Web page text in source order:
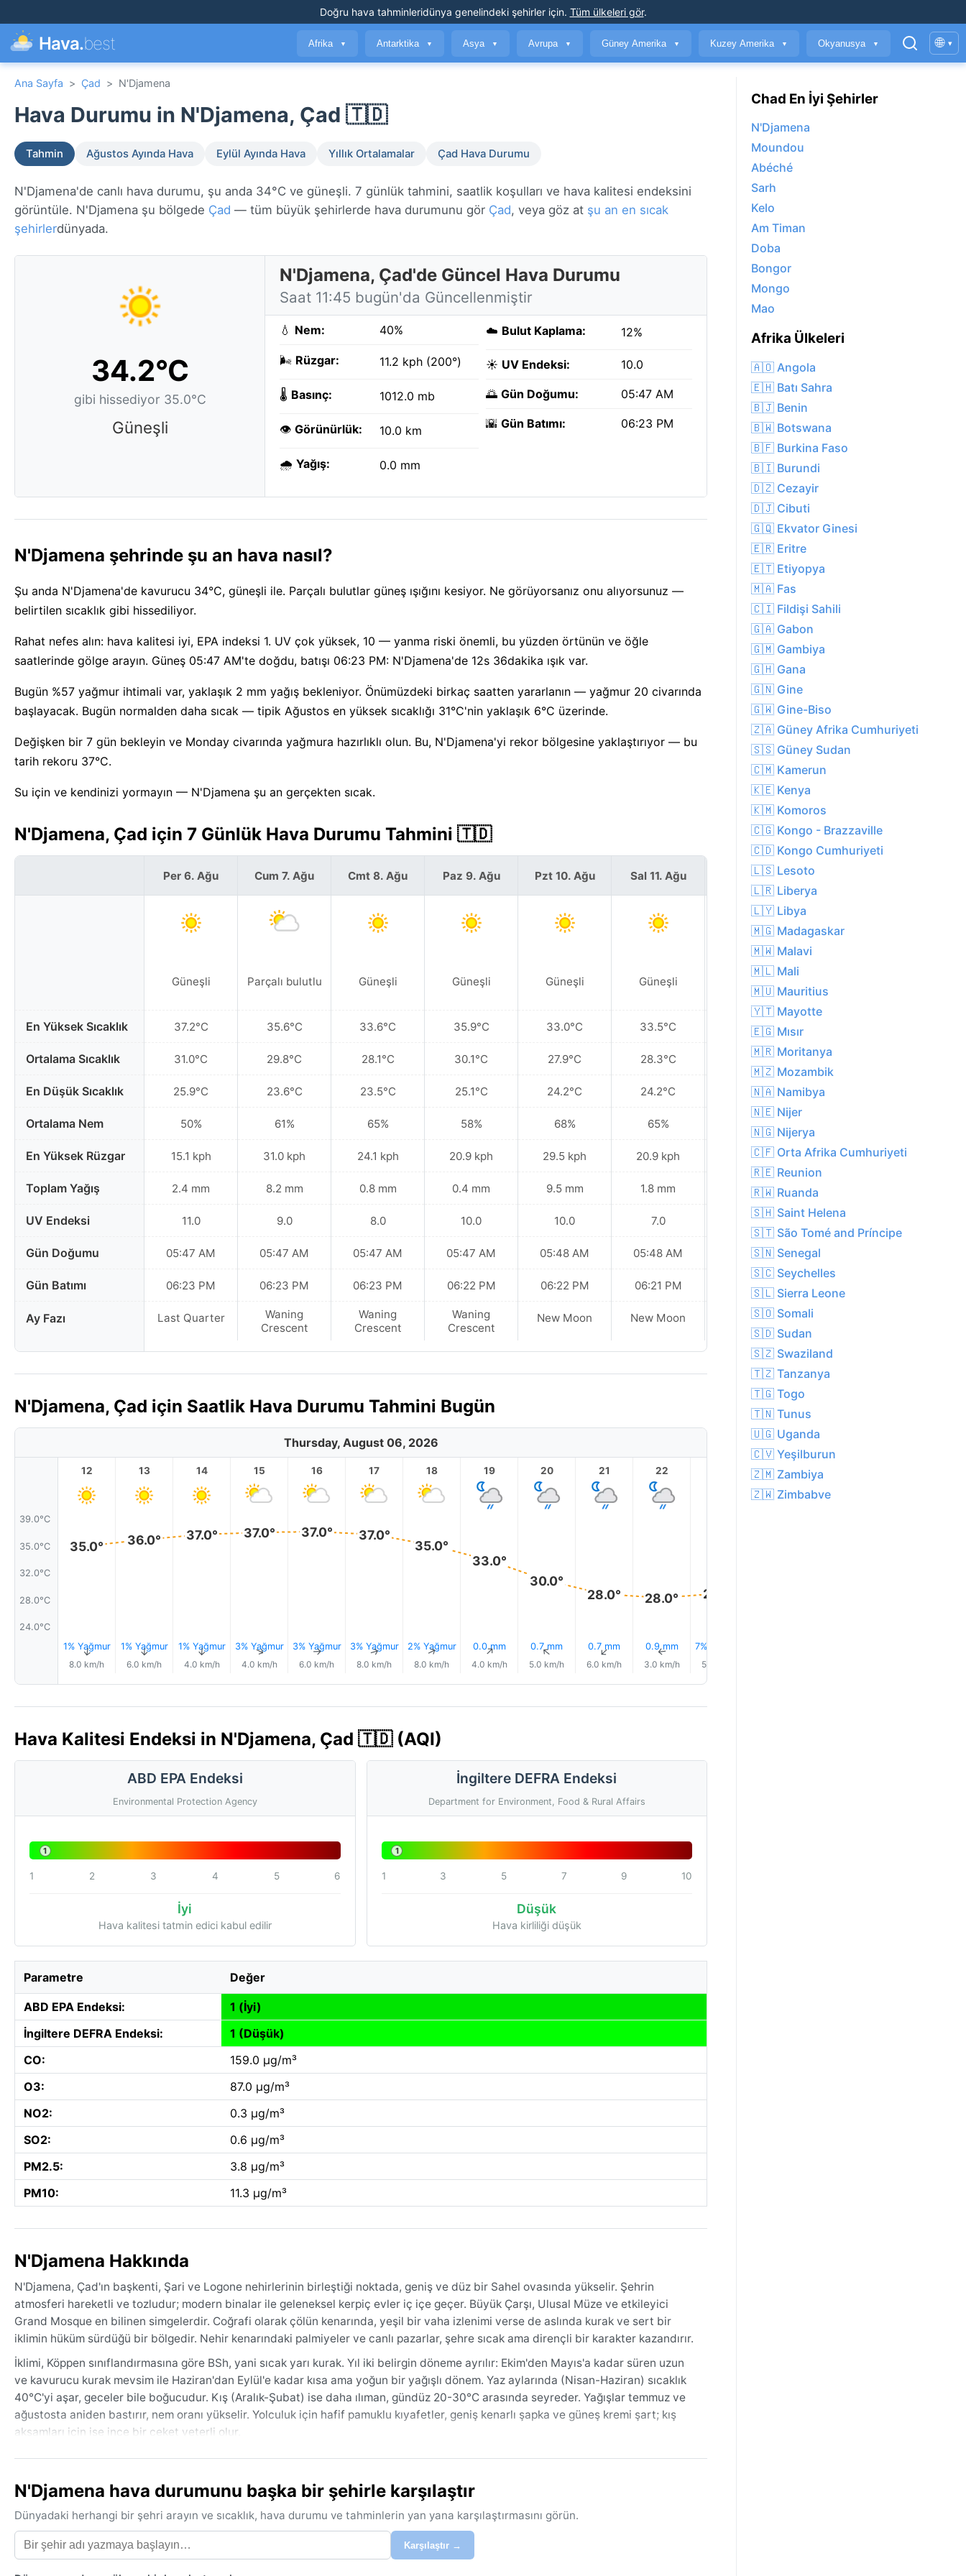
Doğru hava tahminleridünya genelindeki şehirler için. Tüm ülkeleri gör.
Hava.best Afrika ▼ Antarktika ▼ Asya ▼ Avrupa ▼ Güney Amerika ▼ Kuzey Amerika ▼ Okyanusya ▼ 🌐 ▾
Ana Sayfa > Çad > N'Djamena
Hava Durumu in N'Djamena, Çad 🇹🇩
Tahmin Ağustos Ayında Hava Eylül Ayında Hava Yıllık Ortalamalar Çad Hava Durumu
N'Djamena'de canlı hava durumu, şu anda 34°C ve güneşli. 7 günlük tahmini, saatlik koşulları ve hava kalitesi endeksini
görüntüle. N'Djamena şu bölgede Çad — tüm büyük şehirlerde hava durumunu gör Çad, veya göz at şu an en sıcak
şehirlerdünyada.
34.2°C
gibi hissediyor 35.0°C
Güneşli
N'Djamena, Çad'de Güncel Hava Durumu
Saat 11:45 bugün'da Güncellenmiştir
💧 Nem: 40%
🌬️ Rüzgar: 11.2 kph (200°)
🌡️ Basınç: 1012.0 mb
👁️ Görünürlük: 10.0 km
🌧️ Yağış: 0.0 mm
☁️ Bulut Kaplama: 12%
☀️ UV Endeksi: 10.0
🌅 Gün Doğumu: 05:47 AM
🌇 Gün Batımı: 06:23 PM
N'Djamena şehrinde şu an hava nasıl?
Şu anda N'Djamena'de kavurucu 34°C, güneşli ile. Parçalı bulutlar güneş ışığını kesiyor. Ne görüyorsanız onu alıyorsunuz —
belirtilen sıcaklık gibi hissediliyor.
Rahat nefes alın: hava kalitesi iyi, EPA indeksi 1. UV çok yüksek, 10 — yanma riski önemli, bu yüzden örtünün ve öğle
saatlerinde gölge arayın. Güneş 05:47 AM'te doğdu, batışı 06:23 PM: N'Djamena'de 12s 36dakika ışık var.
Bugün %57 yağmur ihtimali var, yaklaşık 2 mm yağış bekleniyor. Önümüzdeki birkaç saatten yararlanın — yağmur 20 civarında
başlayacak. Bugün normalden daha sıcak — tipik Ağustos en yüksek sıcaklığı 31°C'nin yaklaşık 6°C üzerinde.
Değişken bir 7 gün bekleyin ve Monday civarında yağmura hazırlıklı olun. Bu, N'Djamena'yi rekor bölgesine yaklaştırıyor — bu
tarih rekoru 37°C.
Su için ve kendinizi yormayın — N'Djamena şu an gerçekten sıcak.
N'Djamena, Çad için 7 Günlük Hava Durumu Tahmini 🇹🇩
En Yüksek Sıcaklık
Ortalama Sıcaklık
En Düşük Sıcaklık
Ortalama Nem
En Yüksek Rüzgar
Toplam Yağış
UV Endeksi
Gün Doğumu
Gün Batımı
Ay Fazı
Per 6. Ağu
Güneşli
37.2°C
31.0°C
25.9°C
50%
15.1 kph
2.4 mm
11.0
05:47 AM
06:23 PM
Last Quarter
Cum 7. Ağu
Parçalı bulutlu
35.6°C
29.8°C
23.6°C
61%
31.0 kph
8.2 mm
9.0
05:47 AM
06:23 PM
Waning
Crescent
Cmt 8. Ağu
Güneşli
33.6°C
28.1°C
23.5°C
65%
24.1 kph
0.8 mm
8.0
05:47 AM
06:23 PM
Waning
Crescent
Paz 9. Ağu
Güneşli
35.9°C
30.1°C
25.1°C
58%
20.9 kph
0.4 mm
10.0
05:47 AM
06:22 PM
Waning
Crescent
Pzt 10. Ağu
Güneşli
33.0°C
27.9°C
24.2°C
68%
29.5 kph
9.5 mm
10.0
05:48 AM
06:22 PM
New Moon
Sal 11. Ağu
Güneşli
33.5°C
28.3°C
24.2°C
65%
20.9 kph
1.8 mm
7.0
05:48 AM
06:21 PM
New Moon
Çar 12. Ağu
34.5°C
28.8°C
24.9°C
61%
14.0 kph
1.6 mm
8.0
05:48 AM
06:21 PM
New Moon
N'Djamena, Çad için Saatlik Hava Durumu Tahmini Bugün
Thursday, August 06, 2026
39.0°C
35.0°C
32.0°C
28.0°C
24.0°C
12
35.0°
1% Yağmur
↑
8.0 km/h
13
36.0°
1% Yağmur
↑
6.0 km/h
14
37.0°
1% Yağmur
↑
4.0 km/h
15
37.0°
3% Yağmur
↑
4.0 km/h
16
37.0°
3% Yağmur
↑
6.0 km/h
17
37.0°
3% Yağmur
↑
8.0 km/h
18
35.0°
2% Yağmur
↑
8.0 km/h
19
33.0°
0.0 mm
↑
4.0 km/h
20
30.0°
0.7 mm
↑
5.0 km/h
21
28.0°
0.7 mm
↑
6.0 km/h
22
28.0°
0.9 mm
↑
3.0 km/h
29.0°
7% Yağmur
5.0 km/h
Hava Kalitesi Endeksi in N'Djamena, Çad 🇹🇩 (AQI)
ABD EPA Endeksi
Environmental Protection Agency
1
1 2 3 4 5 6
İyi
Hava kalitesi tatmin edici kabul edilir
İngiltere DEFRA Endeksi
Department for Environment, Food & Rural Affairs
1
1 3 5 7 9 10
Düşük
Hava kirliliği düşük
Parametre Değer
ABD EPA Endeksi:
1 (İyi)
İngiltere DEFRA Endeksi:
1 (Düşük)
CO:
159.0 µg/m³
O3:
87.0 µg/m³
NO2:
0.3 µg/m³
SO2:
0.6 µg/m³
PM2.5:
3.8 µg/m³
PM10:
11.3 µg/m³
N'Djamena Hakkında
N'Djamena, Çad'ın başkenti, Şari ve Logone nehirlerinin birleştiği noktada, geniş ve düz bir Sahel ovasında yükselir. Şehrin
atmosferi hareketli ve tozludur; modern binalar ile geleneksel kerpiç evler iç içe geçer. Büyük Çarşı, Ulusal Müze ve etkileyici
Grand Mosque en bilinen simgelerdir. Coğrafi olarak çölün kenarında, yeşil bir vaha izlenimi verse de aslında kurak ve sert bir
iklimin hüküm sürdüğü bir bölgedir. Nehir kenarındaki palmiyeler ve canlı pazarlar, şehre sıcak ama dirençli bir karakter kazandırır.
İklimi, Köppen sınıflandırmasına göre BSh, yani sıcak yarı kurak. Yıl iki belirgin döneme ayrılır: Ekim'den Mayıs'a kadar süren uzun
ve kavurucu kurak mevsim ile Haziran'dan Eylül'e kadar kısa ama yoğun bir yağışlı dönem. Yaz aylarında (Nisan-Haziran) sıcaklık
40°C'yi aşar, geceler bile boğucudur. Kış (Aralık-Şubat) ise daha ılıman, gündüz 20-30°C arasında seyreder. Yağışlar temmuz ve
ağustosta aniden bastırır, nem oranı yükselir. Yolculuk için hafif pamuklu kıyafetler, geniş kenarlı şapka ve güneş kremi şart; kış
akşamları için ise ince bir ceket yeterli olur.
Ziyaret için en uygun dönem, sıcaklığın daha tolere edilebilir olduğu ve yağmur ihtimalinin bulunmadığı kasım ile şubat arasıdır.
rüzgâr, gökyüzünü gri bir pusla kaplar, görüş mesafesini düşürür. Muson ya da kasırga gibi sistemler görülmez; yağışlı dönemdeki
kısa süreli gök gürültülü sağanaklar ise ani su baskınlarına yol açabilir.
N'Djamena hava durumunu başka bir şehirle karşılaştır
Dünyadaki herhangi bir şehri arayın ve sıcaklık, hava durumu ve tahminlerin yan yana karşılaştırmasını görün.
Karşılaştır →
Chad En İyi Şehirler
N'Djamena
Moundou
Abéché
Sarh
Kelo
Am Timan
Doba
Bongor
Mongo
Mao
Afrika Ülkeleri
🇦🇴 Angola
🇪🇭 Batı Sahra
🇧🇯 Benin
🇧🇼 Botswana
🇧🇫 Burkina Faso
🇧🇮 Burundi
🇩🇿 Cezayir
🇩🇯 Cibuti
🇬🇶 Ekvator Ginesi
🇪🇷 Eritre
🇪🇹 Etiyopya
🇲🇦 Fas
🇨🇮 Fildişi Sahili
🇬🇦 Gabon
🇬🇲 Gambiya
🇬🇭 Gana
🇬🇳 Gine
🇬🇼 Gine-Biso
🇿🇦 Güney Afrika Cumhuriyeti
🇸🇸 Güney Sudan
🇨🇲 Kamerun
🇰🇪 Kenya
🇰🇲 Komoros
🇨🇬 Kongo - Brazzaville
🇨🇩 Kongo Cumhuriyeti
🇱🇸 Lesoto
🇱🇷 Liberya
🇱🇾 Libya
🇲🇬 Madagaskar
🇲🇼 Malavi
🇲🇱 Mali
🇲🇺 Mauritius
🇾🇹 Mayotte
🇪🇬 Mısır
🇲🇷 Moritanya
🇲🇿 Mozambik
🇳🇦 Namibya
🇳🇪 Nijer
🇳🇬 Nijerya
🇨🇫 Orta Afrika Cumhuriyeti
🇷🇪 Reunion
🇷🇼 Ruanda
🇸🇭 Saint Helena
🇸🇹 São Tomé and Príncipe
🇸🇳 Senegal
🇸🇨 Seychelles
🇸🇱 Sierra Leone
🇸🇴 Somali
🇸🇩 Sudan
🇸🇿 Swaziland
🇹🇿 Tanzanya
🇹🇬 Togo
🇹🇳 Tunus
🇺🇬 Uganda
🇨🇻 Yeşilburun
🇿🇲 Zambiya
🇿🇼 Zimbabve